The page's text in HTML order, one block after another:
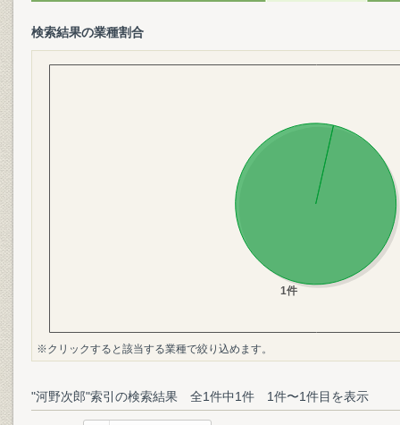
検索結果の業種割合
※クリックすると該当する業種で絞り込めます。
"河野次郎"索引の検索結果 全1件中1件 1件〜1件目を表示